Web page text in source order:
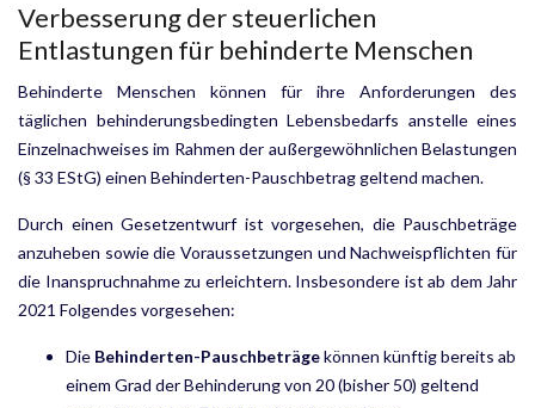
Verbesserung der steuerlichen
Entlastungen für behinderte Menschen
Behinderte Menschen können für ihre Anforderungen des
täglichen behinderungsbedingten Lebensbedarfs anstelle eines
Einzelnachweises im Rahmen der außergewöhnlichen Belastungen
(§ 33 EStG) einen Behin­derten-Pauschbetrag geltend machen.
Durch einen Gesetzentwurf ist vorgesehen, die Pauschbeträge
anzuheben sowie die Voraussetzungen und Nachweispflichten für
die Inanspruchnahme zu erleichtern. Insbesondere ist ab dem Jahr
2021 Folgendes vorgesehen:
Die Behinderten-Pauschbeträgekönnen künftig bereits ab
einem Grad der Behinderung von 20 (bisher 50) geltend